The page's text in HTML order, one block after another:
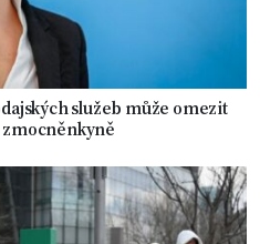
služeb může omezit